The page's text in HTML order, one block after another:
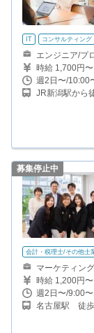
IT コンサルティング
エンジニア/プ
時給 1,700円〜
週2日〜/10:00
JR新潟駅から
募集停止中
会計・税理士/その他士
マーケティン
時給 1,200円〜
週2日〜/9:00
名古屋駅 徒